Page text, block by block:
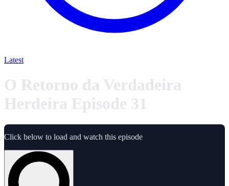
Latest
O Retorno da Verdadeira
Herdeira Episode 31
Click below to load and watch this episode